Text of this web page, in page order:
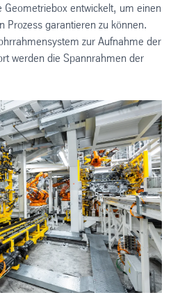
Geometriebox entwickelt, um einen
Prozess garantieren zu können.
zur Aufnahme der
werden die Spannrahmen der